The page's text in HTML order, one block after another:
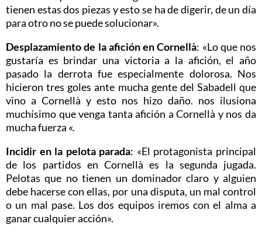
tienen estas dos piezas y esto se ha de digerir, de un día
para otro no se puede solucionar».
Desplazamiento de la afición en Cornellà: «Lo que nos
gustaría es brindar una victoria a la afición, el año
pasado la derrota fue especialmente dolorosa. Nos
hicieron tres goles ante mucha gente del Sabadell que
vino a Cornellà y esto nos hizo daño. nos ilusiona
muchísimo que venga tanta afición a Cornellà y nos da
mucha fuerza «.
Incidir en la pelota parada: «El protagonista principal
de los partidos en Cornellà es la segunda jugada.
Pelotas que no tienen un dominador claro y alguien
debe hacerse con ellas, por una disputa, un mal control
o un mal pase. Los dos equipos iremos con el alma a
ganar cualquier acción».